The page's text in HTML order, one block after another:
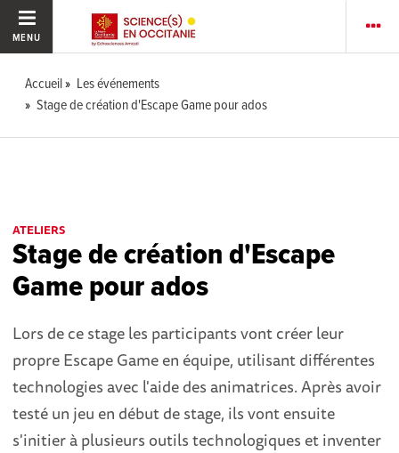
MENU
Accueil
Les événements
Stage de création d'Escape Game pour ados
ATELIERS
Stage de création d'Escape
Game pour ados
Lors de ce stage les participants vont créer leur
propre Escape Game en équipe, utilisant différentes
technologies avec l'aide des animatrices. Après avoir
testé un jeu en début de stage, ils vont ensuite
s'initier à plusieurs outils technologiques et inventer